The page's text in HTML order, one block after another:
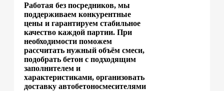
Работая без посредников, мы
поддерживаем конкурентные
цены и гарантируем стабильное
качество каждой партии. При
необходимости поможем
рассчитать нужный объём смеси,
подобрать бетон с подходящим
заполнителем и
характеристиками, организовать
доставку автобетоносмесителями